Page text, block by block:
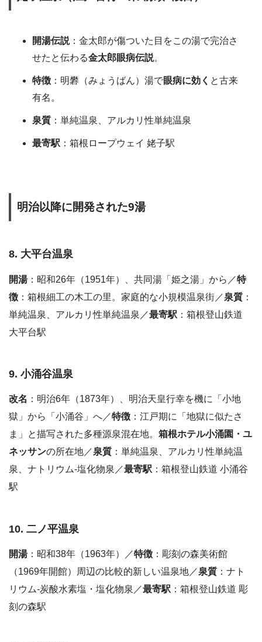
開湯伝説：金太郎が傷ついた目をこの湯で完治さ
せたと伝わる金太郎眼病伝説。
特徴 ：明礬（みょうばん）湯で眼病に効く と古来
有名。
泉質 ：単純温泉、アルカリ性単純温泉
最寄駅 ：箱根ロープウェイ 姥子駅
明治以降に開発された9湯
8. 大平台温泉
開湯：昭和26年（1951年）、共同湯「姫之湯」から／特
徴 ：箱根細工の木工の里。家庭的な小規模温泉街／泉質 ：
単純温泉、アルカリ性単純温泉／最寄駅 ：箱根登山鉄道
大平台駅
9. 小涌谷温泉
改名 ：明治6年（1873年）、明治天皇行幸を機に「小地
獄」から「小涌谷」へ／特徴 ：江戸期に「地獄に似たさ
ま」と描写された多種源泉混在地。 箱根ホテル小涌園・ユ
ネッサンの所在地／泉質 ：単純温泉、アルカリ性単純温
泉、ナトリウム-塩化物泉／最寄駅 ：箱根登山鉄道 小涌谷
駅
10. 二ノ平温泉
開湯：昭和38年（1963年）／特徴 ：彫刻の森美術館
（1969年開館）周辺の比較的新しい温泉地／泉質 ：ナト
リウム-炭酸水素塩・塩化物泉／最寄駅 ：箱根登山鉄道 彫
刻の森駅